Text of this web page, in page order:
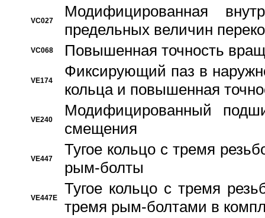
VC027
Модифицированная
предельных величин
VC068 Повышенная точность
VE174
Фиксирующий паз в
кольца и повышенная
VE240
Модифицированный
смещения
VE447
Тугое кольцо с тремя
рым-болты
VE447E
Тугое кольцо с тремя
тремя рым-болтами в